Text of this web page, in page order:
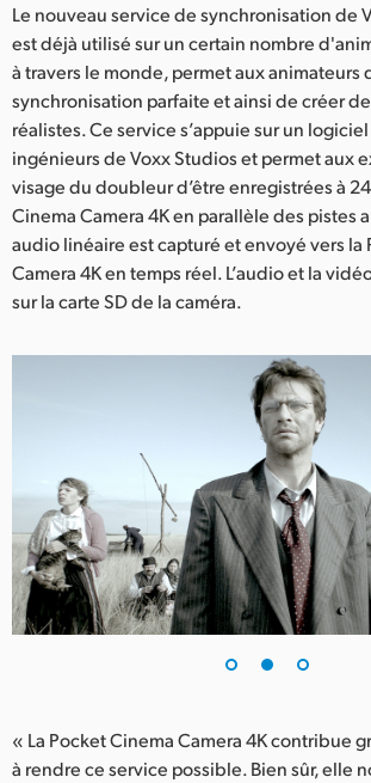
Turkey
UAE
Ukraine
United Kingdom
United States
Le nouveau service de synchronisation de
est déjà utilisé sur un certain nombre
à travers le monde, permet aux
synchronisation parfaite et ainsi de créer
réalistes. Ce service s’appuie sur un
ingénieurs de Voxx Studios et permet aux
visage du doubleur d’être enregistrées à
Cinema Camera 4K en parallèle des pistes
audio linéaire est capturé et envoyé vers la
Camera 4K en temps réel. L’audio et la
sur la carte SD de la caméra.
« La Pocket Cinema Camera 4K contribue
à rendre ce service possible. Bien sûr, elle